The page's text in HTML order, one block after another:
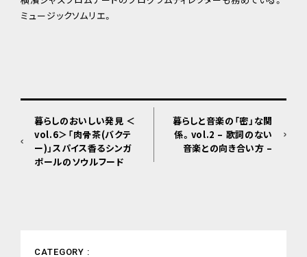
ミュージックソムリエ。
暮らしのおいしい発見 ＜
vol.6＞「肉骨茶(バクテ
ー)」スパイス香るシンガ
ポールのソウルフード
暮らしと音楽の「密」な関
係。vol.2 – 歌詞のない
音楽との向き合い方 –
CATEGORY :